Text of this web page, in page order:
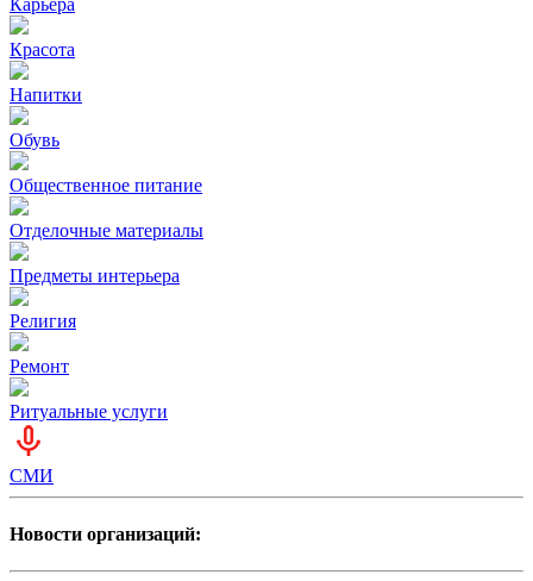
Красота
Напитки
Обувь
Общественное питание
Отделочные материалы
Предметы интерьера
Религия
Ремонт
Ритуальные услуги
СМИ
Новости организаций: